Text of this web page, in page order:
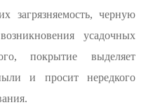
загрязняемость, черную
усадочных
покрытие выделяет
и просит нередкого